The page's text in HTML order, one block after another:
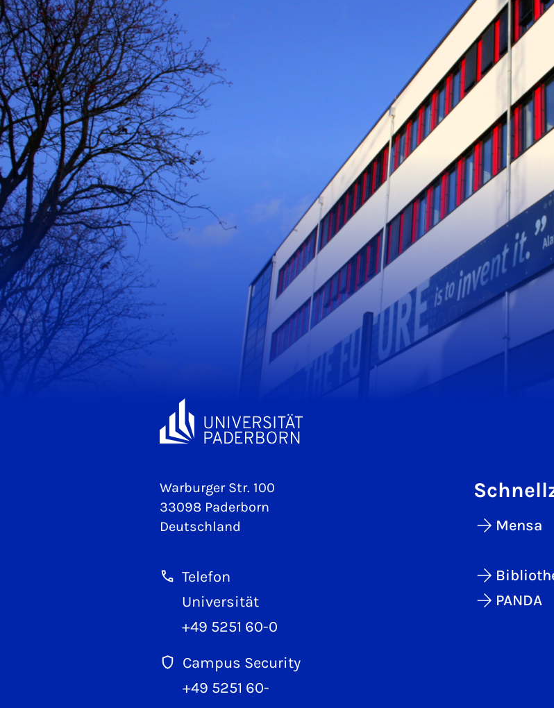
Warburger Str. 100
33098 Paderborn
Deutschland
Telefon
Universität
+49 5251 60-0
Campus Security
+49 5251 60-
Mensa
PANDA